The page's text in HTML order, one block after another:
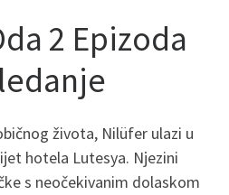
2 Epizoda
života, Nilüfer ulazi u
hotela Lutesya. Njezini
s neočekivanim dolaskom